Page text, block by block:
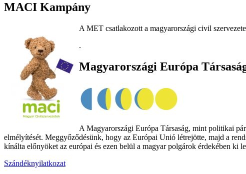
MACI Kampány
A MET csatlakozott a magyarországi civil
.
Magyarországi Európa
A Magyarországi Európa Társaság, mint politikai
elmélyítését. Meggyőződésünk, hogy az Európai Unió létrejötte, majd a
kínálta előnyöket az európai és ezen belül a magyar polgárok érdekében ki
Szándéknyilatkozat